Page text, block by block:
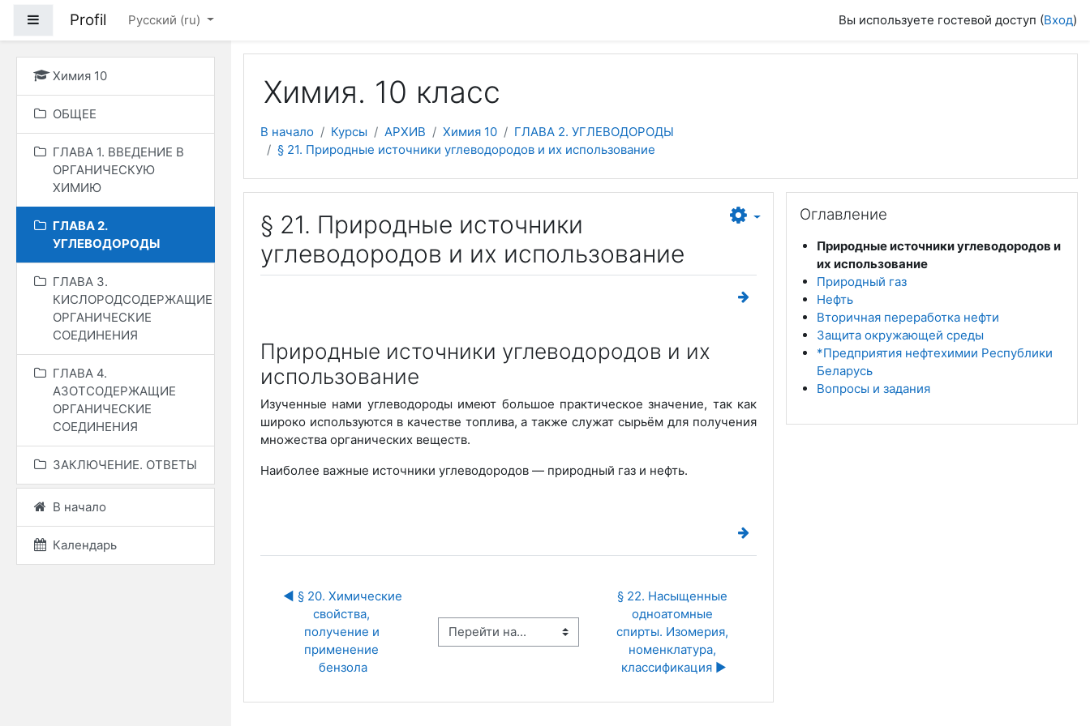
Боковая панель
Profil Русский ‎(ru)‎ Вы используете гостевой доступ (Вход)
Химия 10
ОБЩЕЕ
ГЛАВА 1. ВВЕДЕНИЕ В
ОРГАНИЧЕСКУЮ
ХИМИЮ
ГЛАВА 2.
УГЛЕВОДОРОДЫ
ГЛАВА 3.
КИСЛОРОДСОДЕРЖАЩИЕ
ОРГАНИЧЕСКИЕ
СОЕДИНЕНИЯ
ГЛАВА 4.
АЗОТСОДЕРЖАЩИЕ
ОРГАНИЧЕСКИЕ
СОЕДИНЕНИЯ
ЗАКЛЮЧЕНИЕ. ОТВЕТЫ
В начало
Календарь
Химия. 10 класс
В начало Курсы АРХИВ Химия 10
ГЛАВА 2. УГЛЕВОДОРОДЫ
§ 21. Природные источники углеводородов и их использование
§ 21. Природные источники
углеводородов и их использование
Природные источники углеводородов и их
использование
Изученные нами углеводороды имеют большое практическое значение, так как
широко используются в качестве топлива, а также служат сырьём для получения
множества органических веществ.
Наиболее важные источники углеводородов — природный газ и нефть.
◀︎ § 20. Химические
свойства,
получение и
применение
бензола
Перейти на...
§ 22. Насыщенные
одноатомные
спирты. Изомерия,
номенклатура,
классификация ▶︎
Оглавление
Природные источники углеводородов и
их использование
Природный газ
Нефть
Вторичная переработка нефти
Защита окружающей среды
*Предприятия нефтехимии Республики
Беларусь
Вопросы и задания